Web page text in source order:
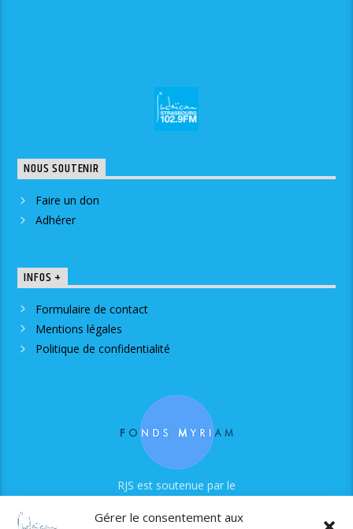
Gérer le consentement aux
NOUS SOUTENIR
Faire un don
Adhérer
INFOS +
Formulaire de contact
Mentions légales
Politique de confidentialité
RJS est soutenue par le